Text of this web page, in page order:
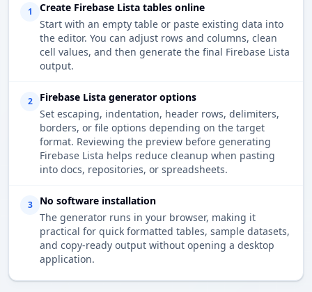
1
Create Firebase Lista tables online
Start with an empty table or paste existing data into
the editor. You can adjust rows and columns, clean
cell values, and then generate the final Firebase Lista
output.
2
Firebase Lista generator options
Set escaping, indentation, header rows, delimiters,
borders, or file options depending on the target
format. Reviewing the preview before generating
Firebase Lista helps reduce cleanup when pasting
into docs, repositories, or spreadsheets.
3
No software installation
The generator runs in your browser, making it
practical for quick formatted tables, sample datasets,
and copy-ready output without opening a desktop
application.